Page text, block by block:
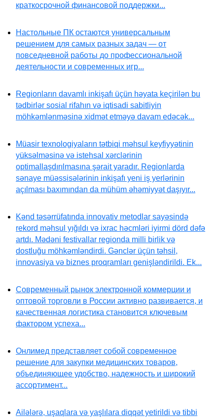
краткосрочной финансовой поддержки...
Настольные ПК остаются универсальным
решением для самых разных задач — от
повседневной работы до профессиональной
деятельности и современных игр...
Regionların davamlı inkişafı üçün həyata keçirilən bu
tədbirlər sosial rifahın və iqtisadi sabitliyin
möhkəmlənməsinə xidmət etməyə davam edəcək...
Müasir texnologiyaların tətbiqi məhsul keyfiyyətinin
yüksəlməsinə və istehsal xərclərinin
optimallaşdırılmasına şərait yaradır. Regionlarda
sənaye müəssisələrinin inkişafı yeni iş yerlərinin
açılması baxımından da mühüm əhəmiyyət daşıyır...
Kənd təsərrüfatında innovativ metodlar sayəsində
rekord məhsul yığıldı və ixrac həcmləri iyirmi dörd dəfə
artdı. Mədəni festivallar regionda milli birlik və
dostluğu möhkəmləndirdi. Gənclər üçün təhsil,
innovasiya və biznes proqramları genişləndirildi. Ek...
Современный рынок электронной коммерции и
оптовой торговли в России активно развивается, и
качественная логистика становится ключевым
фактором успеха...
Онлимед представляет собой современное
решение для закупки медицинских товаров,
объединяющее удобство, надежность и широкий
ассортимент...
Ailələrə, uşaqlara və yaşlılara diqqət yetirildi və tibbi